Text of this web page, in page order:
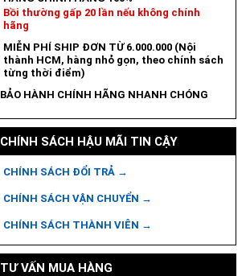
Bồi thường gấp 20 lần nếu không chính
hãng
MIỄN PHÍ SHIP ĐƠN TỪ 6.000.000 (Nội
thành HCM, hàng nhỏ gọn, theo chính sách
từng thời điểm)
BẢO HÀNH CHÍNH HÃNG NHANH CHÓNG
CHÍNH SÁCH HẬU MÃI TIN CẬY
CHÍNH SÁCH ĐỔI TRẢ →
CHÍNH SÁCH VẬN CHUYỂN →
CHÍNH SÁCH THÀNH VIÊN →
TƯ VẤN MUA HÀNG